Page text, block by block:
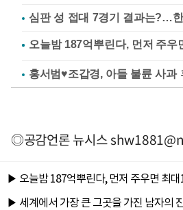
심판 성 접대 7경기 결과는?…
홍서범♥조갑경, 아들 불륜 사과
◎공감언론 뉴시스